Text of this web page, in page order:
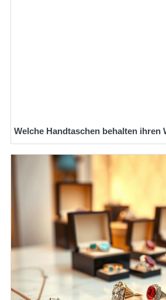
Welche Handtaschen behalten ihren